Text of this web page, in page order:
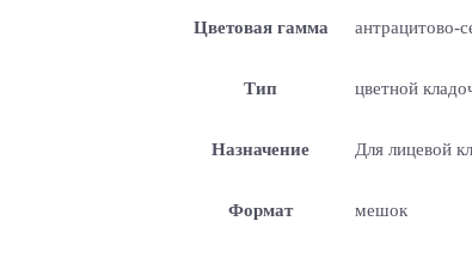
Цветовая гамма антрацитово-
Тип цветной
Назначение Для лицевой
Формат мешок